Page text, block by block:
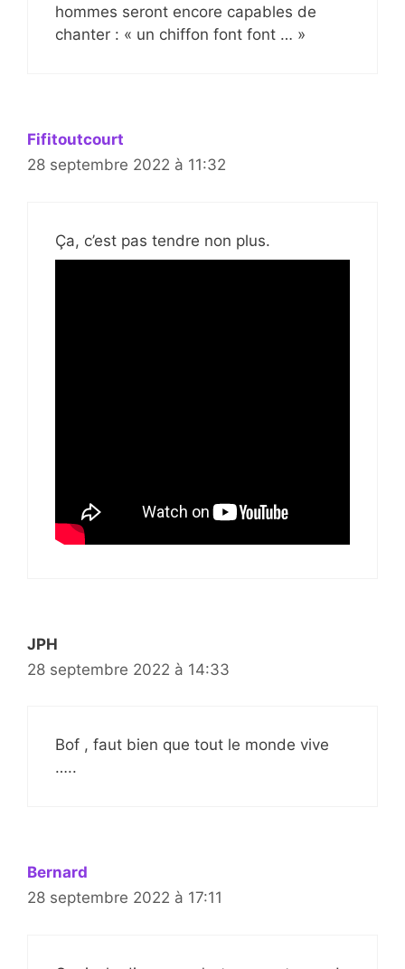
hommes seront encore capables de
chanter : « un chiffon font font … »
Fifitoutcourt
28 septembre 2022 à 11:32
Ça, c’est pas tendre non plus.
JPH
28 septembre 2022 à 14:33
Bof , faut bien que tout le monde vive
…..
Bernard
28 septembre 2022 à 17:11